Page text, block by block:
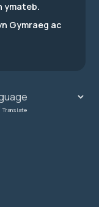
ymateb.
Gymraeg ac
Translate